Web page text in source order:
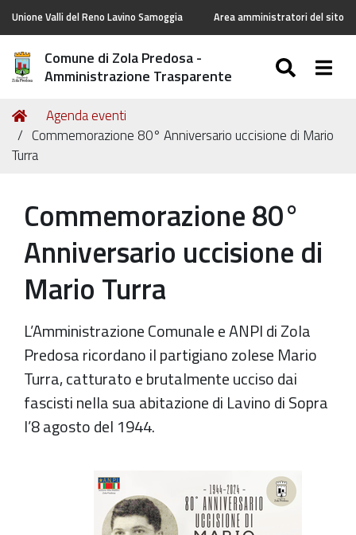
Unione Valli del Reno Lavino Samoggia Area amministratori del sito
Comune di Zola Predosa -
Amministrazione Trasparente
Tu
sei
qui:
Home
Agenda eventi
Commemorazione 80° Anniversario uccisione di Mario
Turra
Commemorazione 80°
Anniversario uccisione di
Mario Turra
L’Amministrazione Comunale e ANPI di Zola
Predosa ricordano il partigiano zolese Mario
Turra, catturato e brutalmente ucciso dai
fascisti nella sua abitazione di Lavino di Sopra
l’8 agosto del 1944.
https://old.comune.zolapredosa.bo.it/events/
anniversario-